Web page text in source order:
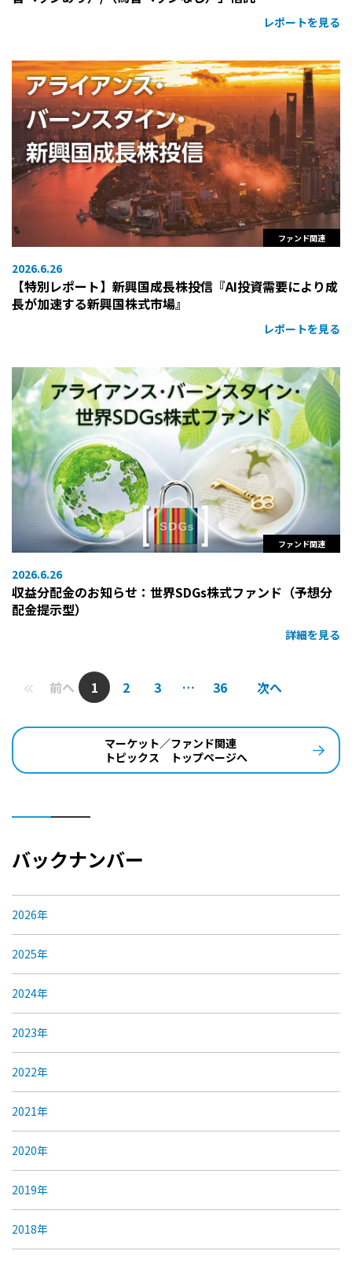
レポートを見る
ファンド関連
2026.6.26
【特別レポート】新興国成長株投信『AI投資需要により成
長が加速する新興国株式市場』
レポートを見る
ファンド関連
2026.6.26
収益分配金のお知らせ：世界SDGs株式ファンド（予想分
配金提示型）
詳細を見る
前へ 1 2 3 … 36 次へ
マーケット／ファンド関連
トピックス トップページへ
バックナンバー
2026年
2025年
2024年
2023年
2022年
2021年
2020年
2019年
2018年